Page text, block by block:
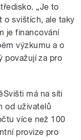
„Je to
o svištích, ale taky
je financování
výzkumu a o
považují za pro
má na síti
od uživatelů
více než 100
provize pro